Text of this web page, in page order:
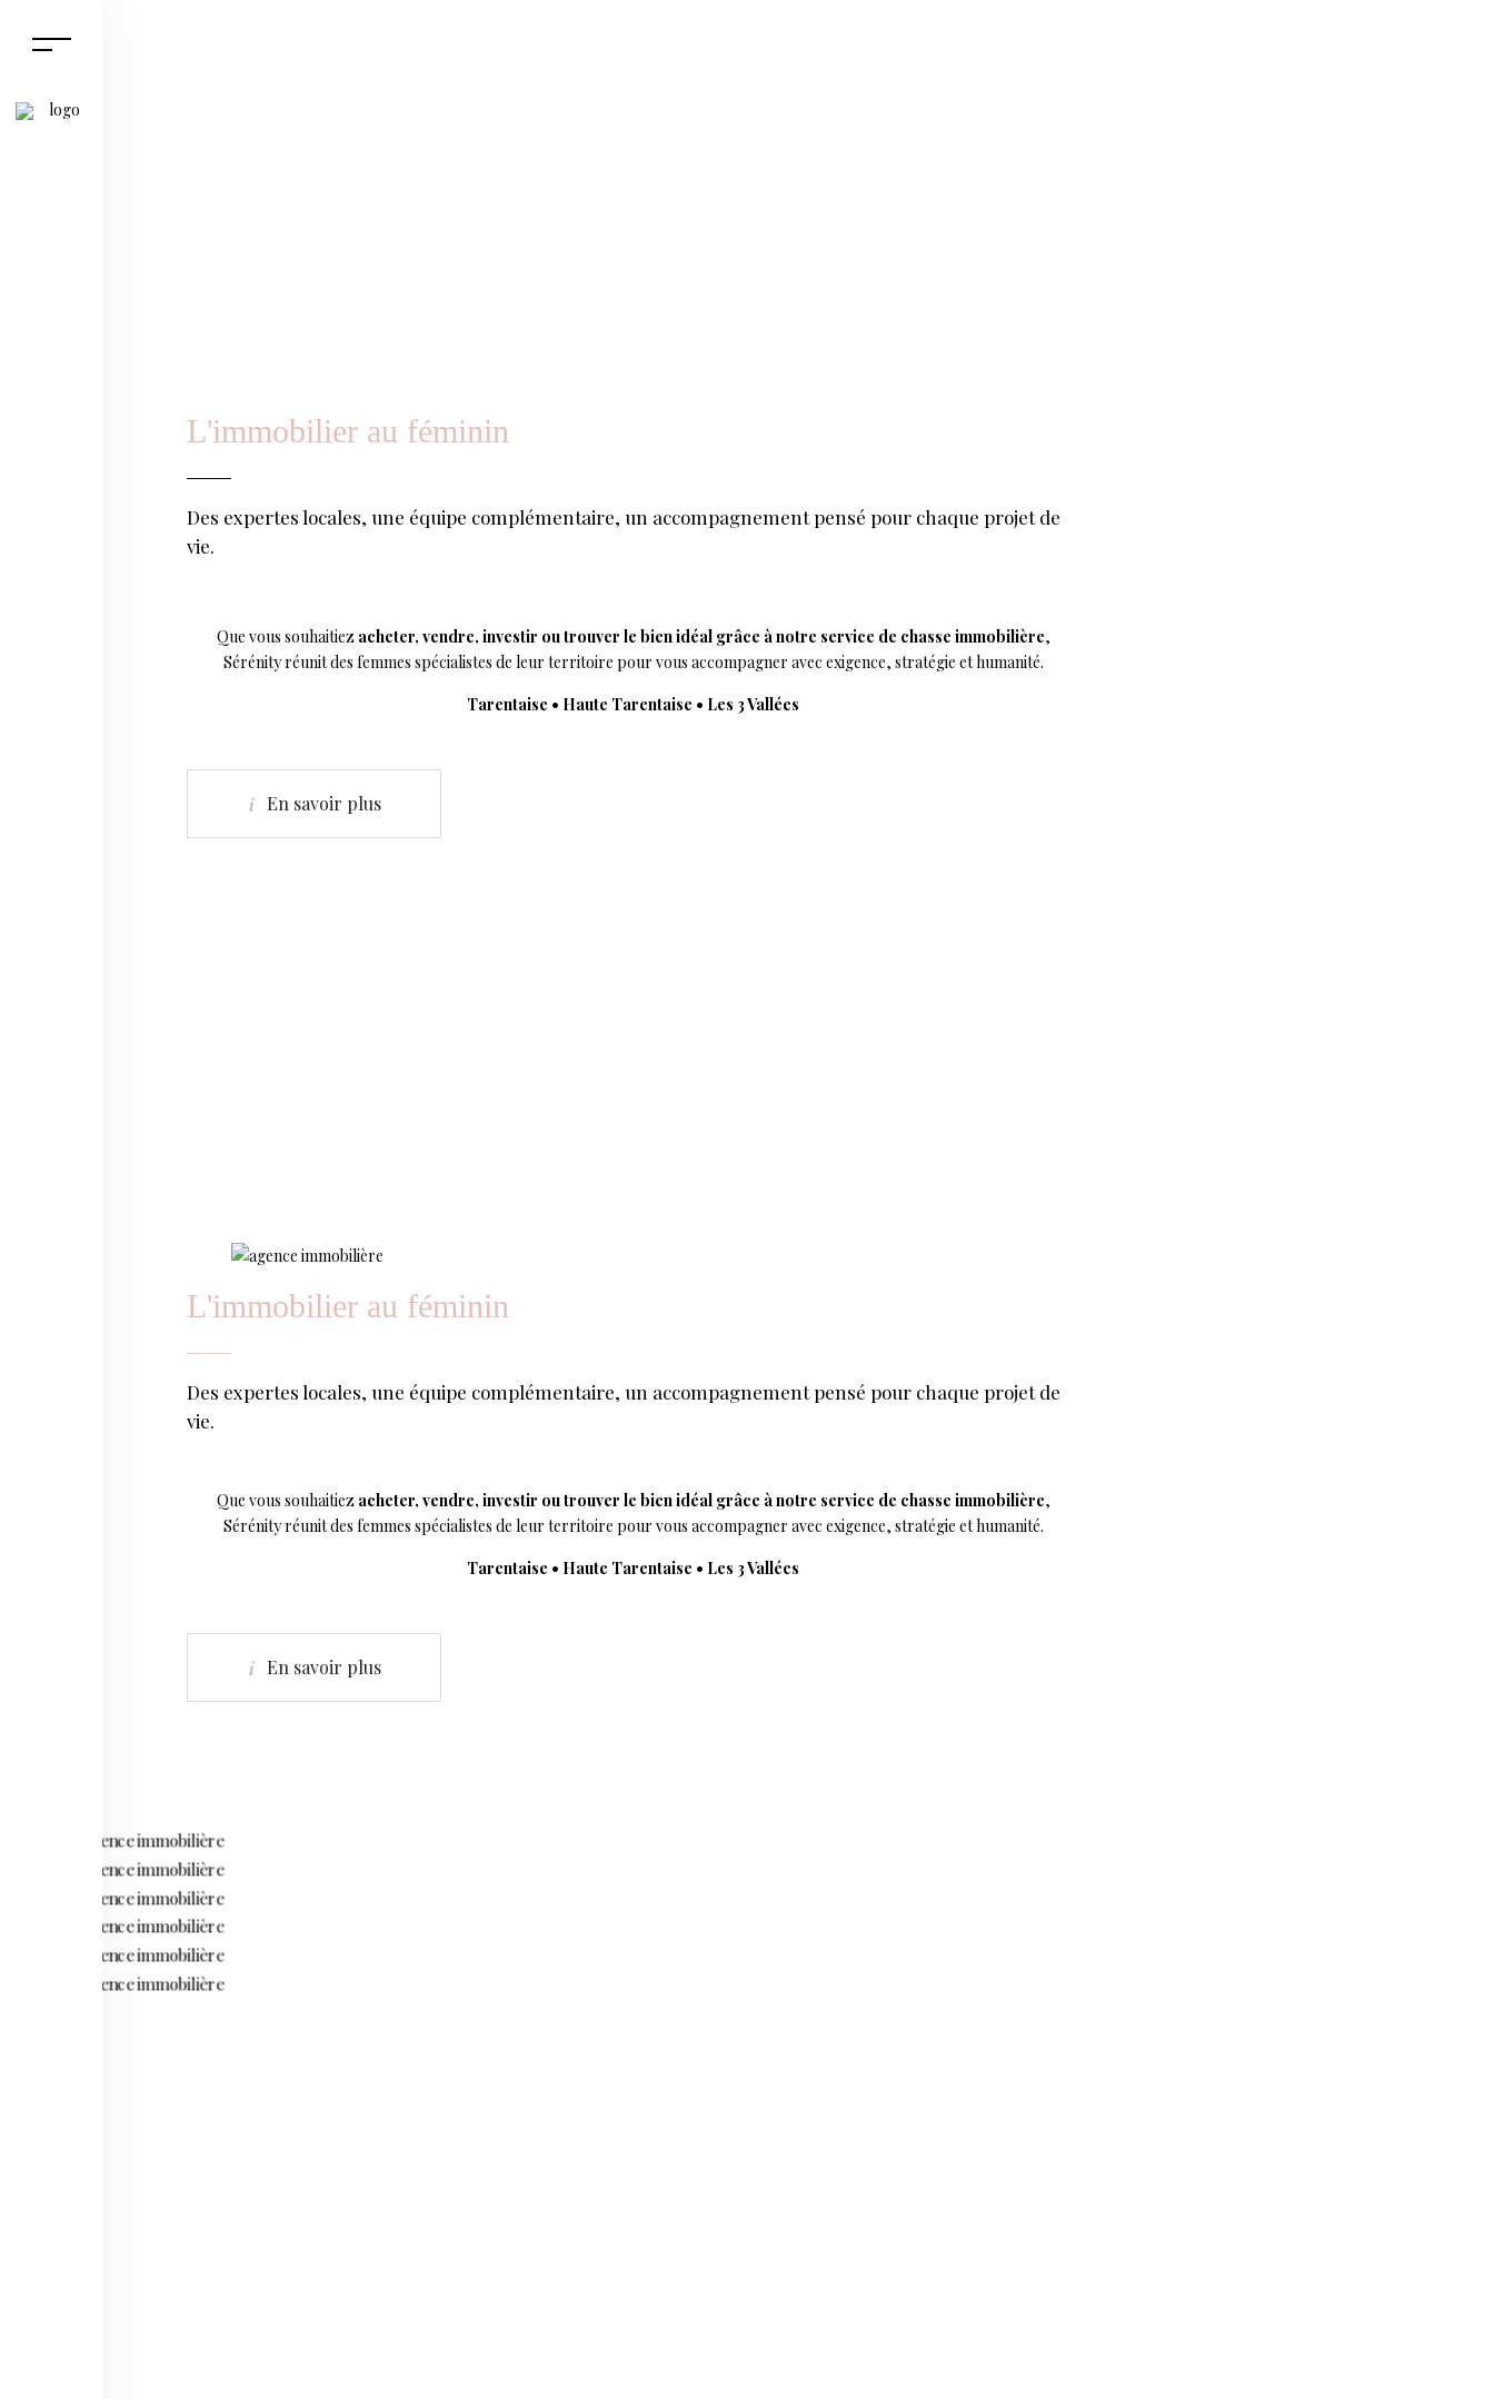
L'immobilier au féminin
Des expertes locales, une équipe complémentaire, un accompagnement pensé pour chaque projet de
vie.
Que vous souhaitiez acheter, vendre, investir ou trouver le bien idéal grâce à notre service de chasse immobilière,
Sérénity réunit des femmes spécialistes de leur territoire pour vous accompagner avec exigence, stratégie et humanité.
Tarentaise • Haute Tarentaise • Les 3 Vallées
En savoir plus
L'immobilier au féminin
Des expertes locales, une équipe complémentaire, un accompagnement pensé pour chaque projet de
vie.
Que vous souhaitiez acheter, vendre, investir ou trouver le bien idéal grâce à notre service de chasse immobilière,
Sérénity réunit des femmes spécialistes de leur territoire pour vous accompagner avec exigence, stratégie et humanité.
Tarentaise • Haute Tarentaise • Les 3 Vallées
En savoir plus
Sérénity
LES 3 VALLÉES
BRIDES-LES-BAINS
VALLÉE DE TARENTAISE
LES 3 VALLÉES
BRIDES-LES-BAINS